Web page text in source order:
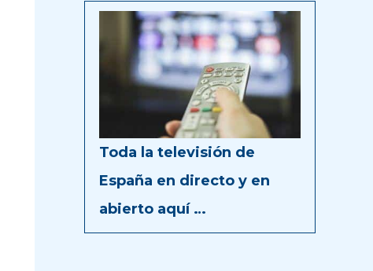
Toda la televisión de
España en directo y en
abierto aquí …